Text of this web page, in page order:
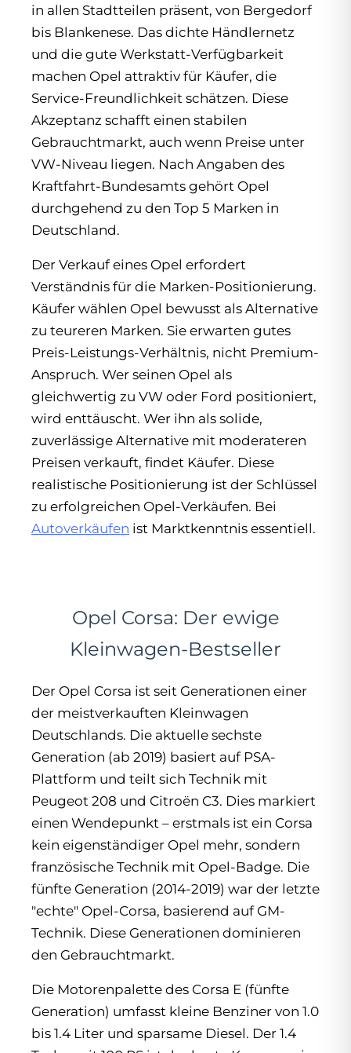
in allen Stadtteilen präsent, von Bergedorf
bis Blankenese. Das dichte Händlernetz
und die gute Werkstatt-Verfügbarkeit
machen Opel attraktiv für Käufer, die
Service-Freundlichkeit schätzen. Diese
Akzeptanz schafft einen stabilen
Gebrauchtmarkt, auch wenn Preise unter
VW-Niveau liegen. Nach Angaben des
Kraftfahrt-Bundesamts gehört Opel
durchgehend zu den Top 5 Marken in
Deutschland.
Der Verkauf eines Opel erfordert
Verständnis für die Marken-Positionierung.
Käufer wählen Opel bewusst als Alternative
zu teureren Marken. Sie erwarten gutes
Preis-Leistungs-Verhältnis, nicht Premium-
Anspruch. Wer seinen Opel als
gleichwertig zu VW oder Ford positioniert,
wird enttäuscht. Wer ihn als solide,
zuverlässige Alternative mit moderateren
Preisen verkauft, findet Käufer. Diese
realistische Positionierung ist der Schlüssel
zu erfolgreichen Opel-Verkäufen. Bei
Autoverkäufen ist Marktkenntnis essentiell.
Opel Corsa: Der ewige
Kleinwagen-Bestseller
Der Opel Corsa ist seit Generationen einer
der meistverkauften Kleinwagen
Deutschlands. Die aktuelle sechste
Generation (ab 2019) basiert auf PSA-
Plattform und teilt sich Technik mit
Peugeot 208 und Citroën C3. Dies markiert
einen Wendepunkt – erstmals ist ein Corsa
kein eigenständiger Opel mehr, sondern
französische Technik mit Opel-Badge. Die
fünfte Generation (2014-2019) war der letzte
"echte" Opel-Corsa, basierend auf GM-
Technik. Diese Generationen dominieren
den Gebrauchtmarkt.
Die Motorenpalette des Corsa E (fünfte
Generation) umfasst kleine Benziner von 1.0
bis 1.4 Liter und sparsame Diesel. Der 1.4